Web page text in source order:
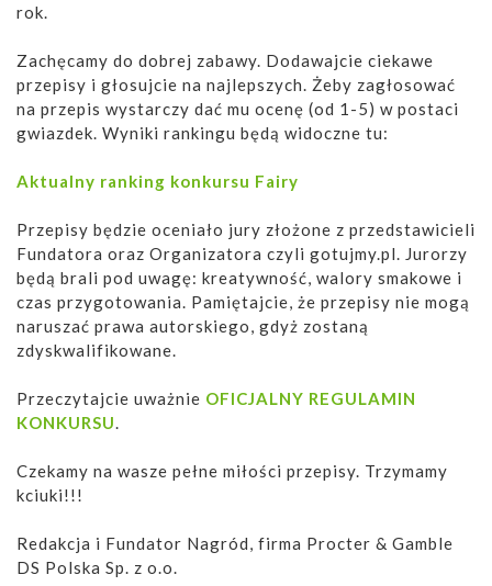
rok.
Zachęcamy do dobrej zabawy. Dodawajcie ciekawe
przepisy i głosujcie na najlepszych. Żeby zagłosować
na przepis wystarczy dać mu ocenę (od 1-5) w postaci
gwiazdek. Wyniki rankingu będą widoczne tu:
Aktualny ranking konkursu Fairy
Przepisy będzie oceniało jury złożone z przedstawicieli
Fundatora oraz Organizatora czyli gotujmy.pl. Jurorzy
będą brali pod uwagę: kreatywność, walory smakowe i
czas przygotowania. Pamiętajcie, że przepisy nie mogą
naruszać prawa autorskiego, gdyż zostaną
zdyskwalifikowane.
Przeczytajcie uważnie OFICJALNY REGULAMIN
KONKURSU.
Czekamy na wasze pełne miłości przepisy. Trzymamy
kciuki!!!
Redakcja i Fundator Nagród, firma Procter & Gamble
DS Polska Sp. z o.o.